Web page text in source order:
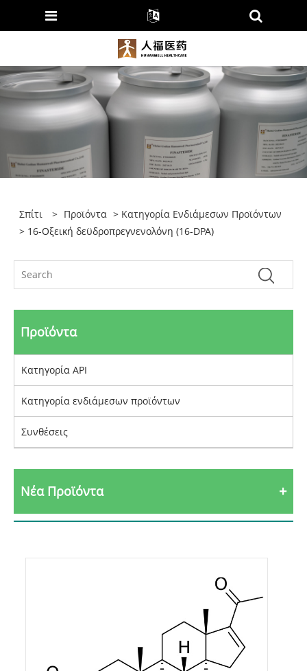
Σπίτι > Προϊόντα > Κατηγορία Ενδιάμεσων Προϊόντων
> 16-Οξεική δεϋδροπρεγνενολόνη (16-DPA)
Προϊόντα
Κατηγορία API
Κατηγορία ενδιάμεσων προϊόντων
Συνθέσεις
Νέα Προϊόντα